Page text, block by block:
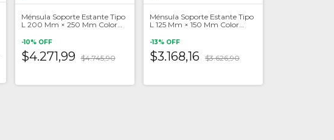
Ménsula Soporte Estante Tipo
L 200 Mm × 250 Mm Color
-10% OFF
$4.271,99 $4.745,90
Ménsula Soporte Estante Tipo
L 125 Mm × 150 Mm Color
-13% OFF
$3.168,16 $3.626,90